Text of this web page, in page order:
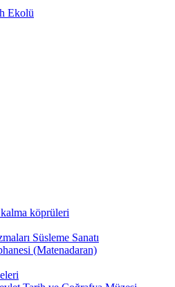
Ekolü
köprüleri
Süsleme Sanatı
(Matenadaran)